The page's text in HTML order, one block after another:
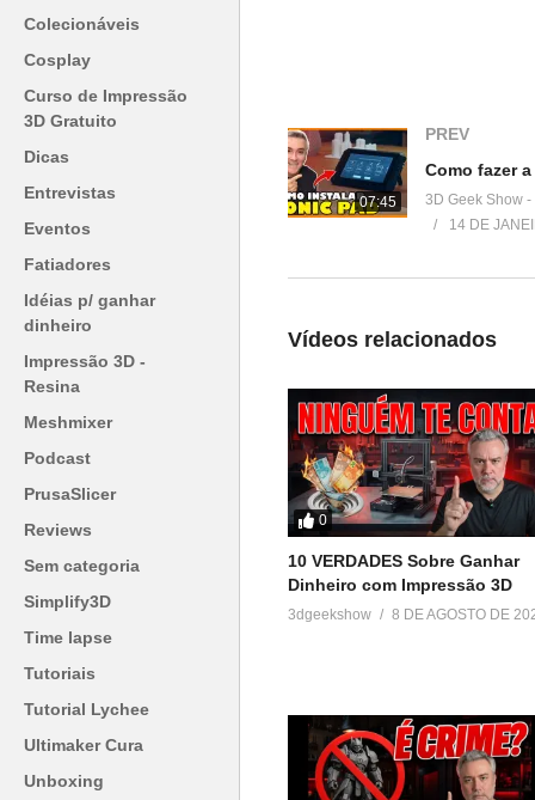
Colecionáveis
Cosplay
Curso de Impressão
3D Gratuito
Dicas
Entrevistas
Eventos
Fatiadores
Idéias p/ ganhar
dinheiro
Impressão 3D -
Resina
Meshmixer
Podcast
PrusaSlicer
Reviews
Sem categoria
Simplify3D
Time lapse
Tutoriais
Tutorial Lychee
Ultimaker Cura
Unboxing
– Bowden:
TUNING_TOWER
Cupom: 3DGeekShow
Venha fazer parte do nosso
http://bit.ly/SejaMembro3DGS
Conheça nossa loja:
▶https://3dgeekstore.com.br/
Cursos indicados pelo
▶http://bit.ly/Cursos3DGS
▶http://bit.ly/ListaProdutos3D
Acesse:
07:45
PREV
3D Geek Show
14 DE
Vídeos relacionados
0
10 VERDADES Sobre Ganhar
Dinheiro com Impressão 3D
3dgeekshow 8 DE AGOSTO DE